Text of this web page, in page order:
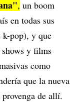
, un boom
en todas sus
k-pop), y que
shows y films
como
que la nueva
de allí.